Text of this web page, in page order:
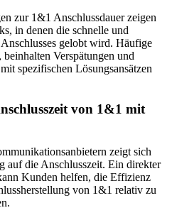
zur 1&1 Anschlussdauer zeigen
in denen die schnelle und
gelobt wird. Häufige
Verspätungen und
spezifischen Lösungsansätzen
von 1&1 mit
zeigt sich
auf die Anschlusszeit. Ein direkter
Kunden helfen, die Effizienz
von 1&1 relativ zu